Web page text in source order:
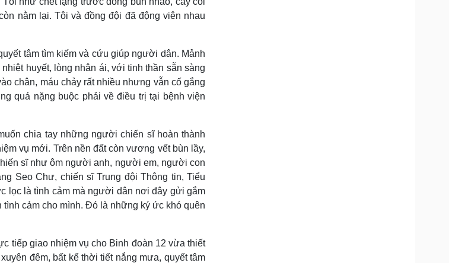
nằm lại. Tôi và đồng đội đã động viên nhau
tâm tìm kiếm và cứu giúp người dân. Mảnh
huyết, lòng nhân ái, với tinh thần sẵn sàng
chân, máu chảy rất nhiều nhưng vẫn cố gắng
quá nặng buộc phải về điều trị tại bệnh viện
chia tay những người chiến sĩ hoàn thành
vụ mới. Trên nền đất còn vương vết bùn lầy,
sĩ như ôm người anh, người em, người con
Seo Chư, chiến sĩ Trung đội Thông tin, Tiểu
lọc là tình cảm mà người dân nơi đây gửi gắm
cảm cho mình. Đó là những ký ức khó quên
tiếp giao nhiệm vụ cho Binh đoàn 12 vừa thiết
đêm, bất kể thời tiết nắng mưa, quyết tâm